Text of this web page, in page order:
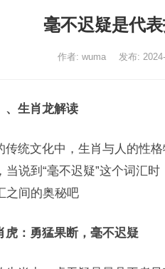
毫不迟疑是代
作者: wuma 发布:
、生肖龙解读
传统文化中，生肖与人的性
当说到“毫不迟疑”这个词汇
之间的奥秘吧
虎：勇猛果断，毫不迟疑